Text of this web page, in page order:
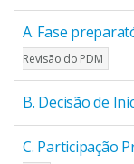
A. Fase
Revisão do PDM
B. Decisão de
C. Participação